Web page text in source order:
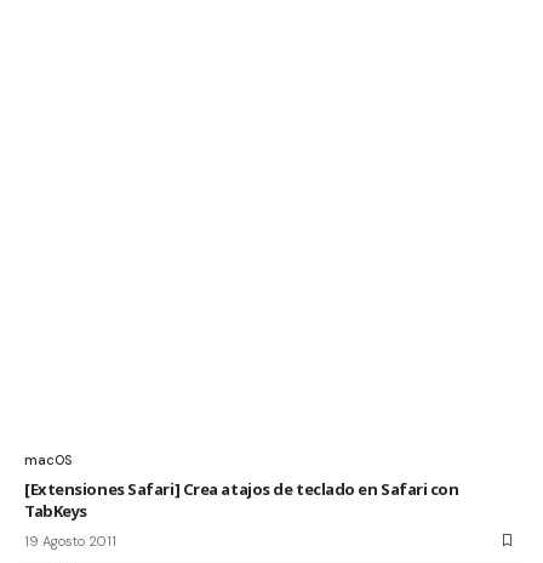
macOS
[Extensiones Safari] Crea atajos de teclado en Safari con
TabKeys
19 Agosto 2011